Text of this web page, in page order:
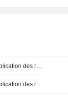
Publication des résultats - Q2 2026
Publication des résultats - Q2 2026